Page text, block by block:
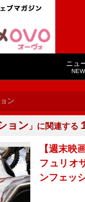
ニュ
ン
ョン 」に関連する
【週末映
フュリオ
ンフェッ